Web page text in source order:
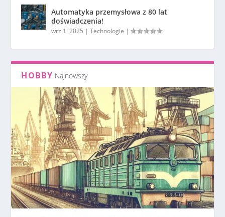
Automatyka przemysłowa z 80 lat
doświadczenia!
wrz 1, 2025 |Technologie |
HOBBY Najnowszy